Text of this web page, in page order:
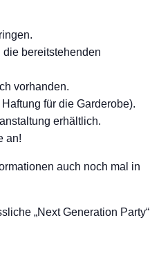
bereitstehenden
vorhanden.
für die Garderobe).
erhältlich.
an!
auch noch mal in
„Next Generation Party“